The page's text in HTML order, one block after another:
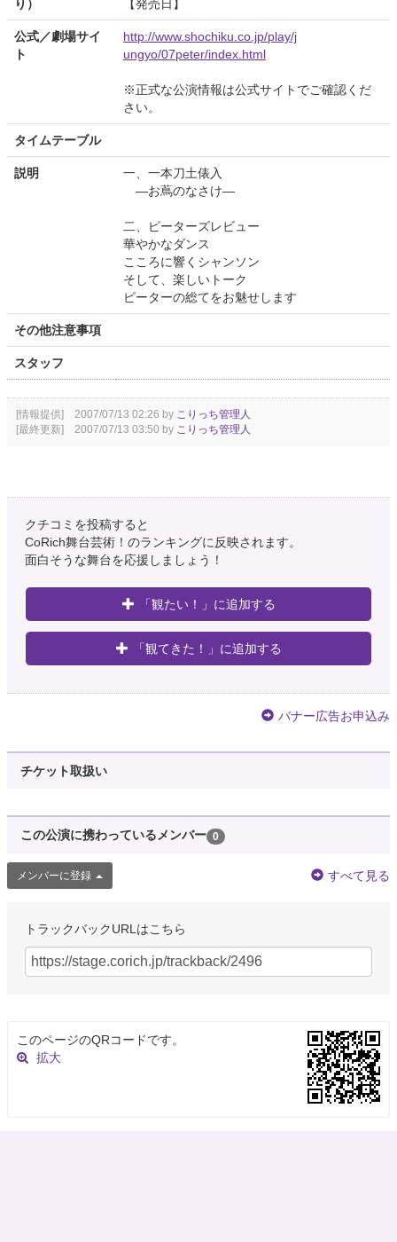
り）
【発売日】
公式／劇場サイ
ト
http://www.shochiku.co.jp/play/j
ungyo/07peter/index.html
※正式な公演情報は公式サイトでご確認くだ
さい。
タイムテーブル
説明
一、一本刀土俵入
—お蔦のなさけ—
二、ピーターズレビュー
華やかなダンス
こころに響くシャンソン
そして、楽しいトーク
ピーターの総てをお魅せします
その他注意事項
スタッフ
[情報提供] 2007/07/13 02:26 by こりっち管理人
[最終更新] 2007/07/13 03:50 by こりっち管理人
クチコミを投稿すると
CoRich舞台芸術！のランキングに反映されます。
面白そうな舞台を応援しましょう！
「観たい！」に追加する
「観てきた！」に追加する
バナー広告お申込み
チケット取扱い
この公演に携わっているメンバー 0
メンバーに登録 すべて見る
トラックバックURLはこちら
このページのQRコードです。
拡大